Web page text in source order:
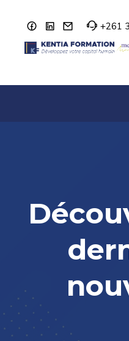
+261